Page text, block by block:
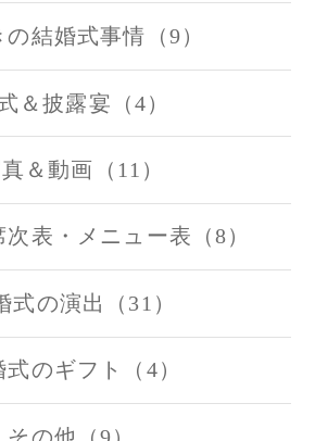
結婚式事情（9）
＆披露宴（4）
＆動画（11）
表・メニュー表（8）
式の演出（31）
式のギフト（4）